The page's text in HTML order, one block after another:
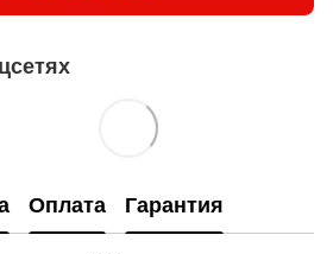
Оплата Гарантия